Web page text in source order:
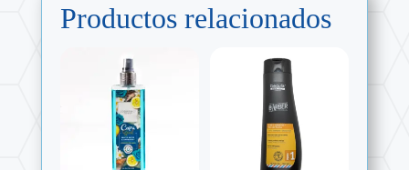
Productos relacionados